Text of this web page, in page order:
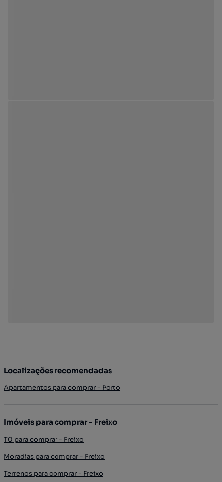
Localizações recomendadas
Apartamentos para comprar - Porto
Imóveis para comprar - Freixo
T0 para comprar - Freixo
Moradias para comprar - Freixo
Terrenos para comprar - Freixo